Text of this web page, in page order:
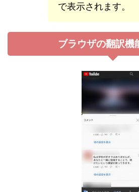
で表示されます。
ブラウザの翻訳機